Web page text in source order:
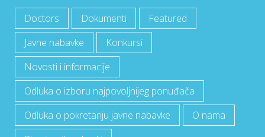
Doctors Dokumenti
Featured
Javne nabavke
Konkursi
Novosti i informacije
Odluka o izboru najpovoljnijeg ponuđača
Odluka o pokretanju javne nabavke
O nama